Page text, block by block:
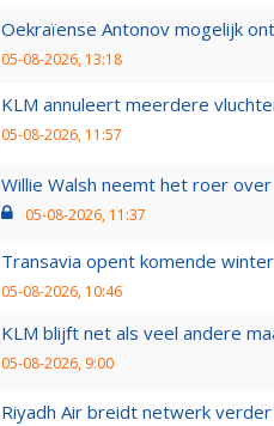
Oekraïense Antonov mogelijk
05-08-2026, 13:18
KLM annuleert meerdere
05-08-2026, 11:57
Willie Walsh neemt het roer
05-08-2026, 11:37
Transavia opent komende
05-08-2026, 10:46
KLM blijft net als veel andere
05-08-2026, 9:00
Riyadh Air breidt netwerk